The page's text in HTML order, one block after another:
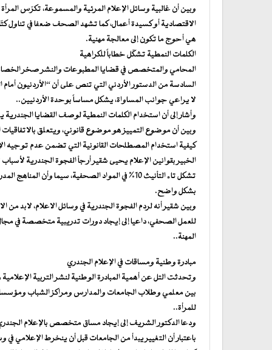
وبين أن غالبية وسائل الإعلام المرئية والمسموعة، تكرّس
الاقتصادية أو كسيدة أعمال، كما تشهد الصحف ضعفا في تناول
هي أحوج ما تكون إلى معالجة مهنية.
الكلمات النمطية تشكّل خطاباً للكراهية
المحامي والمتخصص في قضايا المطبوعات والنشر صخر الخصاونة،
السادسة من الدستور الأردني التي تنص على أن “الأردنيون أمام
لا يراعي جوانب المساواة، يشكل مساساً بوحدة الأردنيين..
وأشار إلى أن استخدام الكلمات النمطية لوصف القضايا الجندرية
وبين أن موضوع التمييز هو موضوع قانوني، ويتعلق بالاتفاقيات
كيفية استخدام المصطلحات القانونية التي تضمن عدم توجيه
الخبير بقوانين الإعلام يحيى شقير أرجأ الفجوة الجندرية
تشكل تاء التأنيث 10% في المواد الصحفية، سيما
بشكل واضح.
وبين شقير أنه لردم الفجوة الجندرية في وسائل الاعلام، لابد من
للعمل الصحفي، داعيا إلى إيجاد دورات تدريبية متخصصة في مجال
المهنة..
مبادرة وطنية ومساقات في الإعلام الجندري
وتحدثت التل عن أهمية المبادرة الوطنية لنشر التربية
بين معلمي وطلاب الجامعات والمدارس ومراكز الشباب
للمرأة..
ودعا الدكتور الشريف إلى إيجاد مساق متخصص بالإعلام
باعتبار أن التغيير يبدأ من الجامعات قبل أن ينخرط الإعلامي في